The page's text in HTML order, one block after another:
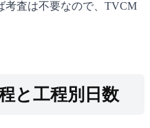
考査は不要なので、TVCM
と工程別日数